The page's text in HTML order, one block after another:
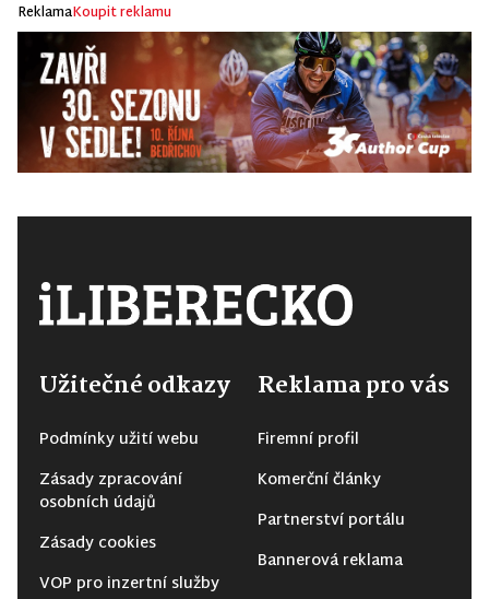
ReklamaKoupit reklamu
Užitečné odkazy
Podmínky užití webu
Zásady zpracování
osobních údajů
Zásady cookies
VOP pro inzertní služby
Reklama pro vás
Firemní profil
Komerční články
Partnerství portálu
Bannerová reklama